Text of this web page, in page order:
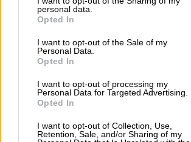
personal data.
Opted In
I want to opt-out of the Sale of my
Personal Data.
Opted In
I want to opt-out of processing my
Personal Data for Targeted Advertising.
Opted In
I want to opt-out of Collection, Use,
Retention, Sale, and/or Sharing of my